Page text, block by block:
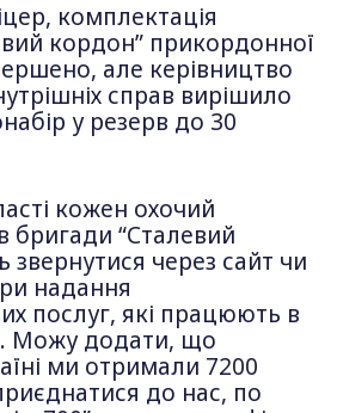
комплектація
кордон” прикордонної
але керівництво
справ вирішило
у резерв до 30
кожен охочий
бригади “Сталевий
звернутися через сайт чи
надання
послуг, які працюють в
Можу додати, що
ми отримали 7200
до нас, по